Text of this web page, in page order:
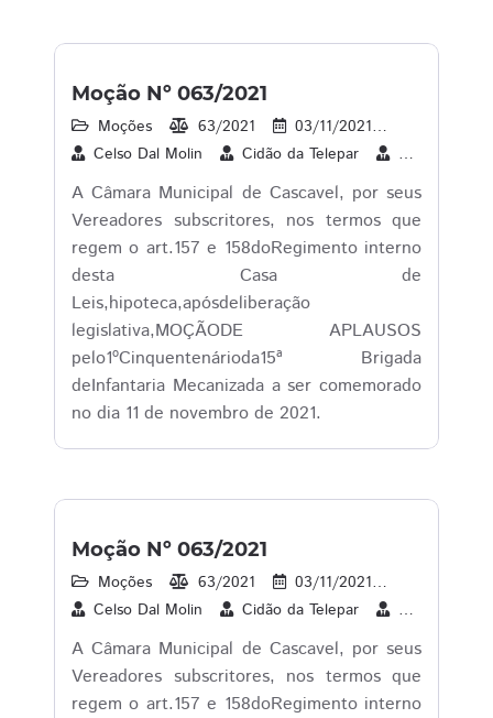
Moção Nº 063/2021
Moções 63/2021 03/11/2021
Celso Dal Molin
Cidão da Telepar Cleverson
A Câmara Municipal de Cascavel, por seus
Vereadores subscritores, nos termos que
regem o art.157 e 158doRegimento interno
desta Casa de
Leis,hipoteca,apósdeliberação
legislativa,MOÇÃODE APLAUSOS
pelo1ºCinquentenárioda15ª Brigada
deInfantaria Mecanizada a ser comemorado
no dia 11 de novembro de 2021.
Moção Nº 063/2021
Moções 63/2021 03/11/2021
Celso Dal Molin
Cidão da Telepar Cleverson
A Câmara Municipal de Cascavel, por seus
Vereadores subscritores, nos termos que
regem o art.157 e 158doRegimento interno